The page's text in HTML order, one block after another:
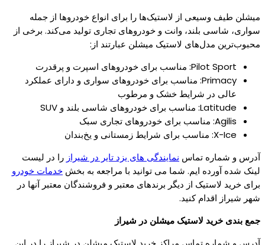
میشلن طیف وسیعی از لاستیک‌ها را برای انواع خودروها از جمله
سواری، شاسی بلند، وانت و خودروهای تجاری تولید می‌کند. برخی از
محبوب‌ترین مدل‌های لاستیک میشلن عبارتند از:
Pilot Sport: مناسب برای خودروهای اسپرت و پرقدرت
Primacy: مناسب برای خودروهای سواری و دارای عملکرد
عالی در شرایط خشک و مرطوب
Latitude: مناسب برای خودروهای شاسی بلند و SUV
Agilis: مناسب برای خودروهای تجاری سبک
X-Ice: مناسب برای شرایط زمستانی و یخ‌بندان
آدرس و شماره تماس نمایندگی های یزد تایر در شیراز را در لیست
لینک شده آورده ایم. شما می توانید با مراجعه به بخش خدمات خودرو
برای خرید لاستیک از دیگر برندهای معتبر و فروشندگان معتبر آنها در
شهر شیراز اقدام کنید.
جمع بندی خرید لاستیک میشلن در شیراز